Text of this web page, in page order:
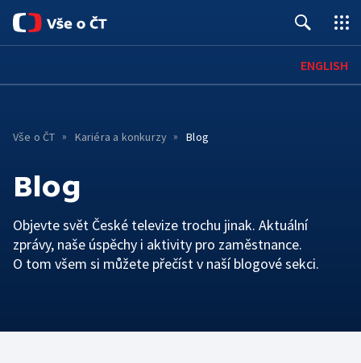
ENGLISH
Kontakty
Základní informace
Historie
Lidé
TS Ostrava
ČT ONLINE
Mobilní aplikace
Červené tlačítko
Podcasty
PRO DIVÁKY
Jak sledovat
SPOLUPRÁCE A KARIÉRA
Vše o ČT Kariéra a konkurzy Blog
Blog
Objevte svět České televize trochu jinak. Aktuální
zprávy, naše úspěchy i aktivity pro zaměstnance.
O tom všem si můžete přečíst v naší blogové sekci.